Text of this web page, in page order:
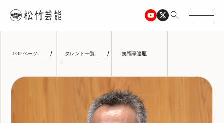
TOPページ タレント一覧 笑福亭達瓶